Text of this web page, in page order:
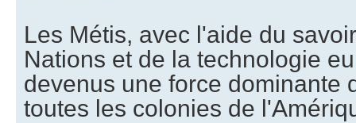
Les Métis, avec l'aide du
Nations et de la technologie
devenus une force dominante
toutes les colonies de